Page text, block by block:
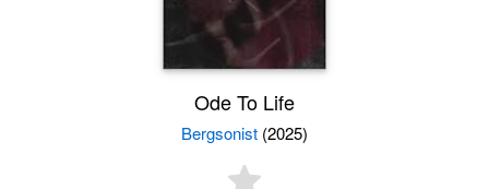
Ode To Life
Bergsonist (2025)